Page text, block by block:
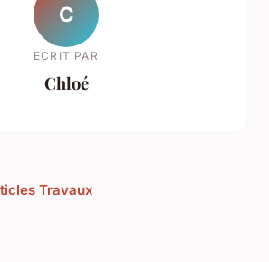
C
ECRIT PAR
Chloé
Travaux